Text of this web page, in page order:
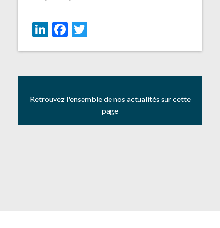
LinkedIn
Facebook
Twitter
Retrouvez l'ensemble de nos actualités sur cette
page